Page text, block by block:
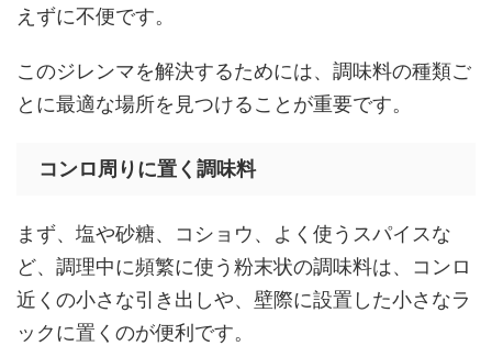
えずに不便です。
このジレンマを解決するためには、調味料の種類ご
とに最適な場所を見つけることが重要です。
コンロ周りに置く調味料
まず、塩や砂糖、コショウ、よく使うスパイスな
ど、調理中に頻繁に使う粉末状の調味料は、コンロ
近くの小さな引き出しや、壁際に設置した小さなラ
ックに置くのが便利です。